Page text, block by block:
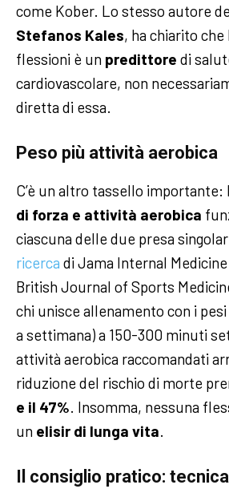
come Kober. Lo stesso autore
Stefanos Kales, ha chiarito
flessioni è un predittore di
cardiovascolare, non
diretta di essa.
Peso più attività aerobica
C’è un altro tassello importante:
di forza e attività aerobica
ciascuna delle due presa
ricerca di Jama Internal
British Journal of Sports
chi unisce allenamento con i
a settimana) a 150-300 minuti
attività aerobica raccomandati
riduzione del rischio di morte
e il 47% . Insomma, nessuna
un elisir di lunga vita
Il consiglio pratico: